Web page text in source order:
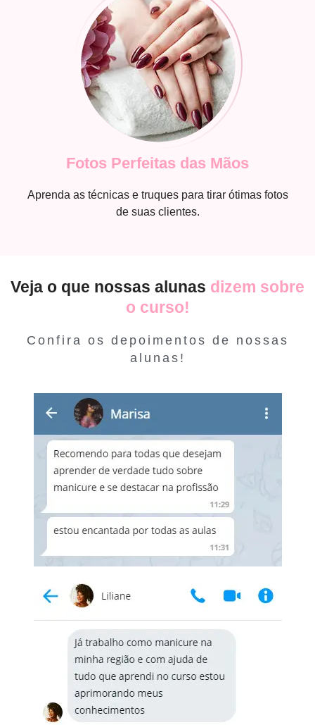
Fotos Perfeitas das Mãos
Aprenda as técnicas e truques para tirar ótimas fotos
de suas clientes.
Veja o que nossas alunas dizem sobre
o curso!
Confira os depoimentos de nossas
alunas!